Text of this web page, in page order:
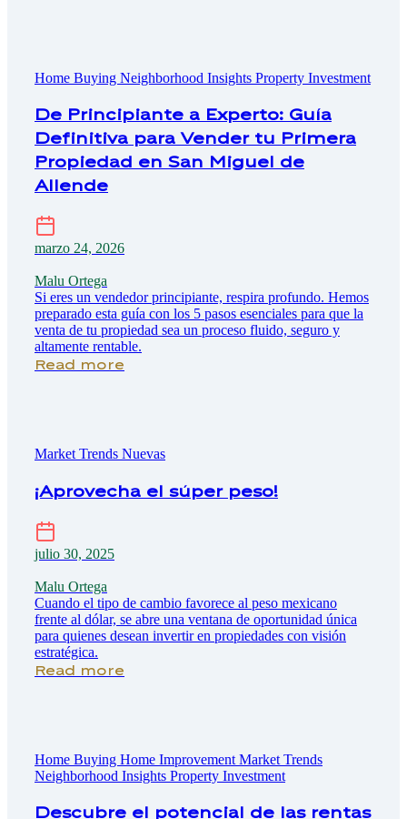
Home Buying Neighborhood Insights Property Investment
De Principiante a Experto: Guía
Definitiva para Vender tu Primera
Propiedad en San Miguel de
Allende
marzo 24, 2026
Malu Ortega
Si eres un vendedor principiante, respira profundo. Hemos
preparado esta guía con los 5 pasos esenciales para que la
venta de tu propiedad sea un proceso fluido, seguro y
altamente rentable.
Read more
Market Trends Nuevas
¡Aprovecha el súper peso!
julio 30, 2025
Malu Ortega
Cuando el tipo de cambio favorece al peso mexicano
frente al dólar, se abre una ventana de oportunidad única
para quienes desean invertir en propiedades con visión
estratégica.
Read more
Home Buying Home Improvement Market Trends
Neighborhood Insights Property Investment
Descubre el potencial de las rentas